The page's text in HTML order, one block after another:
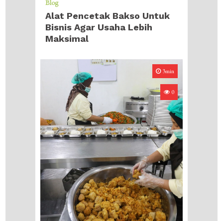
Blog
Alat Pencetak Bakso Untuk
Bisnis Agar Usaha Lebih
Maksimal
3min
0